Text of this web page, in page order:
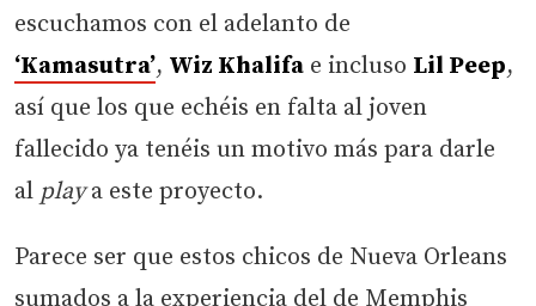
escuchamos con el adelanto de
‘Kamasutra’, Wiz Khalifa e incluso Lil Peep,
así que los que echéis en falta al joven
fallecido ya tenéis un motivo más para darle
al playa este proyecto.
Parece ser que estos chicos de Nueva Orleans
sumados a la experiencia del de Memphis